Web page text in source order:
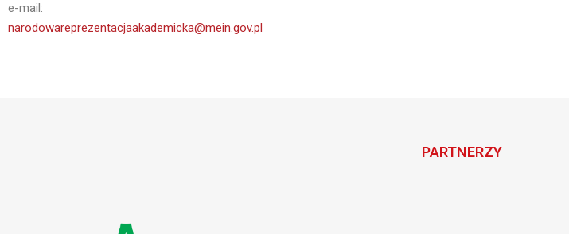
e-mail:
narodowareprezentacjaakademicka@mein.gov.pl
PARTNERZY